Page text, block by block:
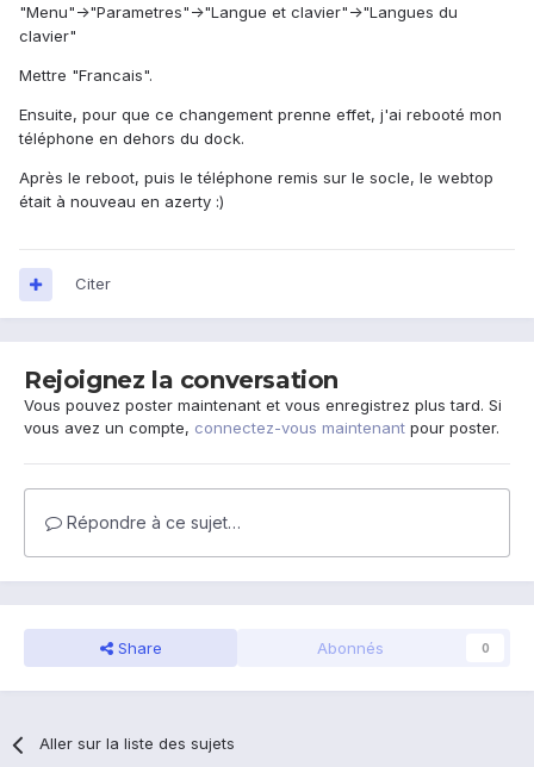
"Menu"->"Parametres"->"Langue et clavier"->"Langues du
clavier"
Mettre "Francais".
Ensuite, pour que ce changement prenne effet, j'ai rebooté mon
téléphone en dehors du dock.
Après le reboot, puis le téléphone remis sur le socle, le webtop
était à nouveau en azerty :)
Citer
Rejoignez la conversation
Vous pouvez poster maintenant et vous enregistrez plus tard. Si
vous avez un compte, connectez-vous maintenant pour poster.
Répondre à ce sujet…
Share Abonnés 0
Aller sur la liste des sujets